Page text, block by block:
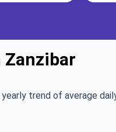
Zanzibar
trend of average